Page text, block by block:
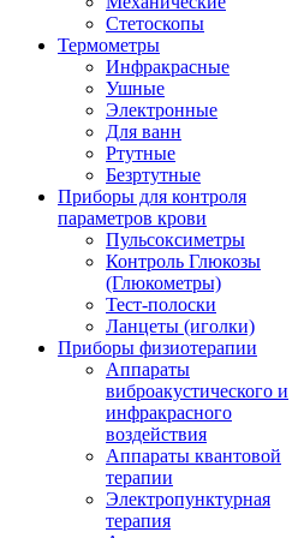
Стетоскопы
Термометры
Инфракрасные
Ушные
Электронные
Для ванн
Ртутные
Безртутные
Приборы для контроля
параметров крови
Пульсоксиметры
Контроль Глюкозы
(Глюкометры)
Тест-полоски
Ланцеты (иголки)
Приборы физиотерапии
Аппараты
виброакустического и
инфракрасного
воздействия
Аппараты квантовой
терапии
Электропунктурная
терапия